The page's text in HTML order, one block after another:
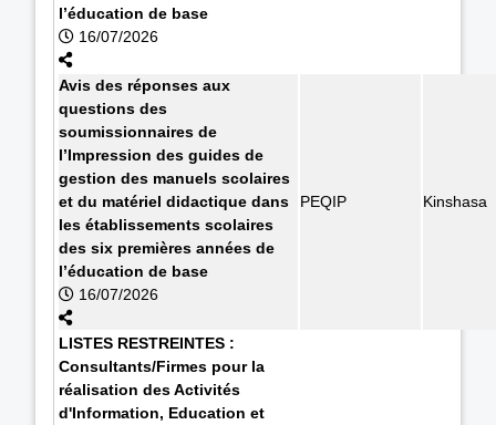
l’éducation de base
16/07/2026
Avis des réponses aux
questions des
soumissionnaires de
l’Impression des guides de
gestion des manuels scolaires
et du matériel didactique dans
les établissements scolaires
des six premières années de
l’éducation de base
16/07/2026
PEQIP Kinshasa
LISTES RESTREINTES :
Consultants/Firmes pour la
réalisation des Activités
d'Information, Education et